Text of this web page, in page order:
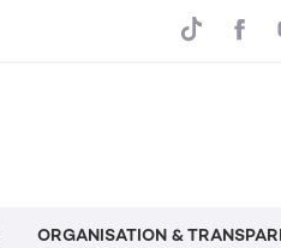
ORGANISATION &